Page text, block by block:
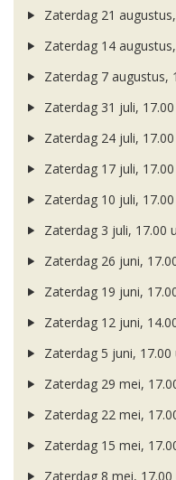
Zaterdag 21
Zaterdag 14
Zaterdag 7 augustus,
Zaterdag 31 juli,
Zaterdag 24 juli,
Zaterdag 17 juli,
Zaterdag 10 juli,
Zaterdag 3 juli, 17.00
Zaterdag 26 juni,
Zaterdag 19 juni,
Zaterdag 12 juni,
Zaterdag 5 juni, 17.00
Zaterdag 29 mei,
Zaterdag 22 mei,
Zaterdag 15 mei,
Zaterdag 8 mei, 17.00